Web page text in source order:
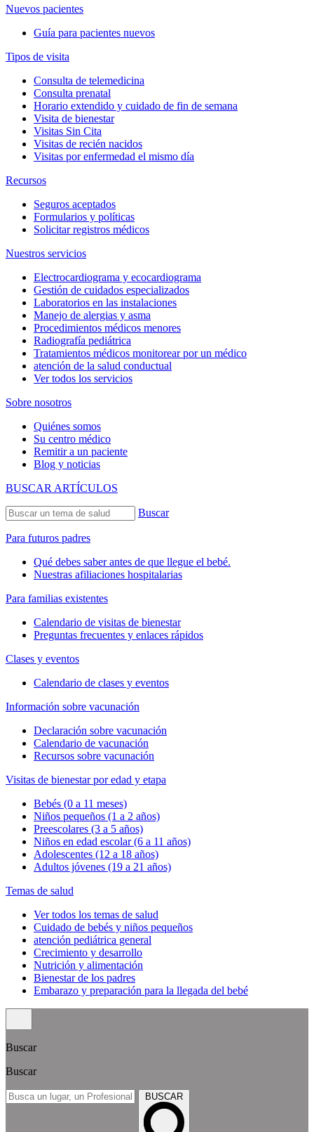
Nuevos pacientes
Guía para pacientes nuevos
Tipos de visita
Consulta de telemedicina
Consulta prenatal
Horario extendido y cuidado de fin de semana
Visita de bienestar
Visitas Sin Cita
Visitas de recién nacidos
Visitas por enfermedad el mismo día
Recursos
Seguros aceptados
Formularios y políticas
Solicitar registros médicos
Nuestros servicios
Electrocardiograma y ecocardiograma
Gestión de cuidados especializados
Laboratorios en las instalaciones
Manejo de alergias y asma
Procedimientos médicos menores
Radiografía pediátrica
Tratamientos médicos monitorear por un médico
atención de la salud conductual
Ver todos los servicios
Sobre nosotros
Quiénes somos
Su centro médico
Remitir a un paciente
Blog y noticias
BUSCAR ARTÍCULOS
Buscar
Para futuros padres
Qué debes saber antes de que llegue el bebé.
Nuestras afiliaciones hospitalarias
Para familias existentes
Calendario de visitas de bienestar
Preguntas frecuentes y enlaces rápidos
Clases y eventos
Calendario de clases y eventos
Información sobre vacunación
Declaración sobre vacunación
Calendario de vacunación
Recursos sobre vacunación
Visitas de bienestar por edad y etapa
Bebés (0 a 11 meses)
Niños pequeños (1 a 2 años)
Preescolares (3 a 5 años)
Niños en edad escolar (6 a 11 años)
Adolescentes (12 a 18 años)
Adultos jóvenes (19 a 21 años)
Temas de salud
Ver todos los temas de salud
Cuidado de bebés y niños pequeños
atención pediátrica general
Crecimiento y desarrollo
Nutrición y alimentación
Bienestar de los padres
Embarazo y preparación para la llegada del bebé
Buscar
Buscar
BUSCAR